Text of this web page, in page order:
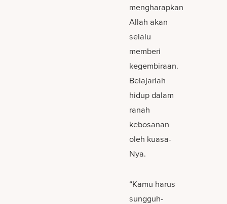
mengharapkan
Allah akan
selalu
memberi
kegembiraan.
Belajarlah
hidup dalam
ranah
kebosanan
oleh kuasa-
Nya.
“Kamu harus
sungguh-